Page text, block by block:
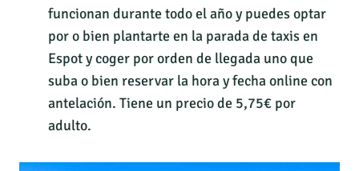
funcionan durante todo el año y puedes optar
por o bien plantarte en la parada de taxis en
Espot y coger por orden de llegada uno que
suba o bien reservar la hora y fecha online con
antelación. Tiene un precio de 5,75€ por
adulto.